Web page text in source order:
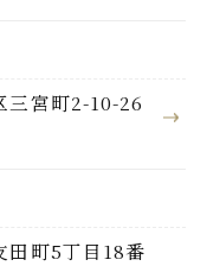
三宮町2-10-26
田町5丁目18番